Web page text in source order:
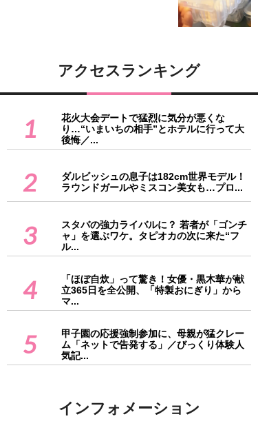
アクセスランキング
1
花火大会デートで猛烈に気分が悪くな
り…“いまいちの相手”とホテルに行って大
後悔／...
2
ダルビッシュの息子は182cm世界モデル！
ラウンドガールやミスコン美女も…プロ...
3
スタバの強力ライバルに？ 若者が「ゴンチ
ャ」を選ぶワケ。タピオカの次に来た“フ
ル...
4
「ほぼ自炊」って驚き！女優・黒木華が献
立365日を全公開、「特製おにぎり」から
マ...
5
甲子園の応援強制参加に、母親が猛クレー
ム「ネットで告発する」／びっくり体験人
気記...
インフォメーション